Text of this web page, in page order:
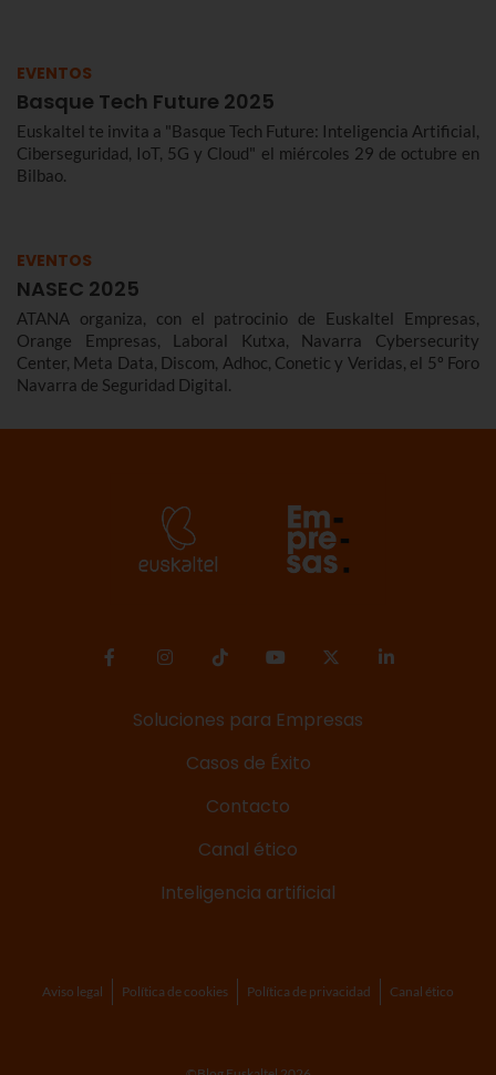
EVENTOS
Basque Tech Future 2025
Euskaltel te invita a "Basque Tech Future: Inteligencia Artificial,
Ciberseguridad, IoT, 5G y Cloud" el miércoles 29 de octubre en
Bilbao.
EVENTOS
NASEC 2025
ATANA organiza, con el patrocinio de Euskaltel Empresas,
Orange Empresas, Laboral Kutxa, Navarra Cybersecurity
Center, Meta Data, Discom, Adhoc, Conetic y Veridas, el 5º Foro
Navarra de Seguridad Digital.
Soluciones para Empresas
Casos de Éxito
Contacto
Canal ético
Inteligencia artificial
Aviso legal Política de cookies Política de privacidad Canal ético